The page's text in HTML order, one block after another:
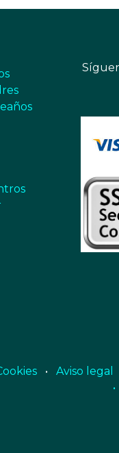
• Aviso legal